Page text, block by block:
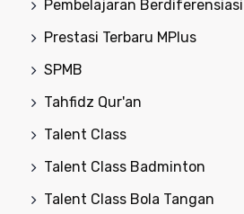
Pembelajaran Berdiferensiasi
Prestasi Terbaru MPlus
SPMB
Tahfidz Qur'an
Talent Class
Talent Class Badminton
Talent Class Bola Tangan